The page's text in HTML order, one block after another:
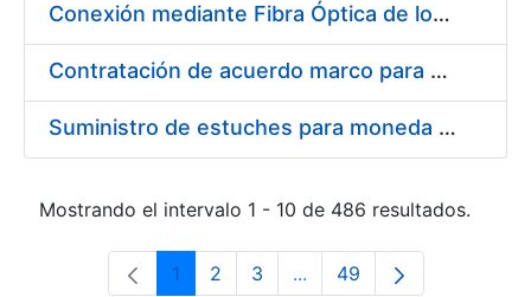
Conexión mediante Fibra Óptica de los Centros de Proceso de Datos (CPDs) de las sedes de la FNMT-RCM de Burgos y Madrid
Contratación de acuerdo marco para el Suministro de Material de Electricidad para la Fábrica Nacional de Moneda y Timbre-Real Casa de la Moneda en su centro de trabajo de Burgos
Suministro de estuches para moneda de 30 €
Mostrando el intervalo 1 - 10 de 486 resultados.
Página
1 Página
2 Página
3 ...Páginas intermedias Use
Página
49